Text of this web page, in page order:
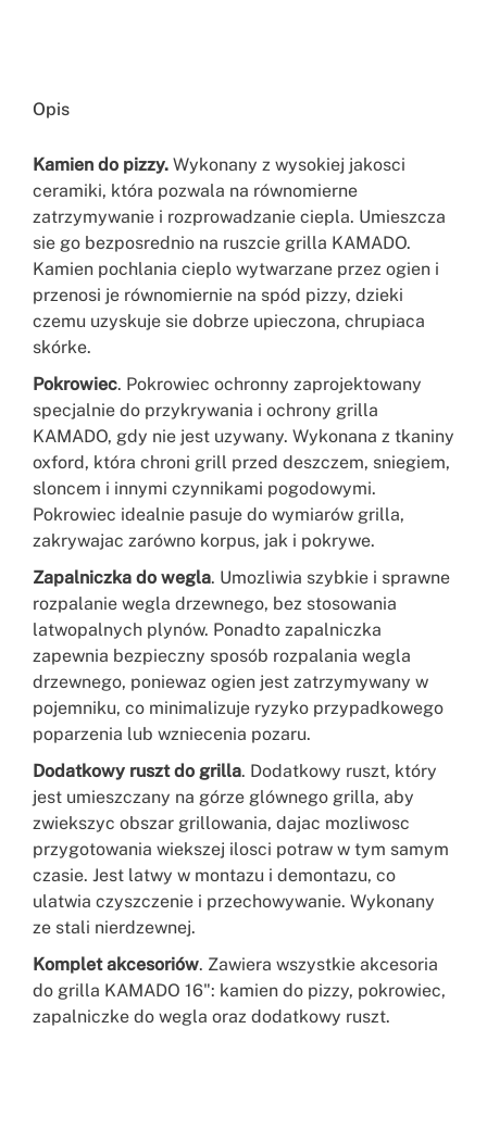
Opis
Kamien do pizzy. Wykonany z wysokiej jakosci
ceramiki, która pozwala na równomierne
zatrzymywanie i rozprowadzanie ciepla. Umieszcza
sie go bezposrednio na ruszcie grilla KAMADO.
Kamien pochlania cieplo wytwarzane przez ogien i
przenosi je równomiernie na spód pizzy, dzieki
czemu uzyskuje sie dobrze upieczona, chrupiaca
skórke.
Pokrowiec. Pokrowiec ochronny zaprojektowany
specjalnie do przykrywania i ochrony grilla
KAMADO, gdy nie jest uzywany. Wykonana z tkaniny
oxford, która chroni grill przed deszczem, sniegiem,
sloncem i innymi czynnikami pogodowymi.
Pokrowiec idealnie pasuje do wymiarów grilla,
zakrywajac zarówno korpus, jak i pokrywe.
Zapalniczka do wegla. Umozliwia szybkie i sprawne
rozpalanie wegla drzewnego, bez stosowania
latwopalnych plynów. Ponadto zapalniczka
zapewnia bezpieczny sposób rozpalania wegla
drzewnego, poniewaz ogien jest zatrzymywany w
pojemniku, co minimalizuje ryzyko przypadkowego
poparzenia lub wzniecenia pozaru.
Dodatkowy ruszt do grilla. Dodatkowy ruszt, który
jest umieszczany na górze glównego grilla, aby
zwiekszyc obszar grillowania, dajac mozliwosc
przygotowania wiekszej ilosci potraw w tym samym
czasie. Jest latwy w montazu i demontazu, co
ulatwia czyszczenie i przechowywanie. Wykonany
ze stali nierdzewnej.
Komplet akcesoriów. Zawiera wszystkie akcesoria
do grilla KAMADO 16": kamien do pizzy, pokrowiec,
zapalniczke do wegla oraz dodatkowy ruszt.